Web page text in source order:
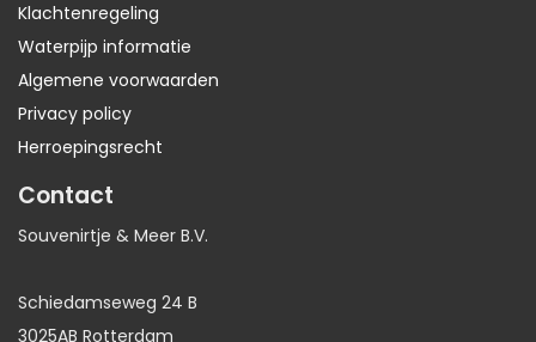
Klachtenregeling
Waterpijp informatie
Algemene voorwaarden
Privacy policy
Herroepingsrecht
Contact
Souvenirtje & Meer B.V.
Schiedamseweg 24 B
3025AB Rotterdam